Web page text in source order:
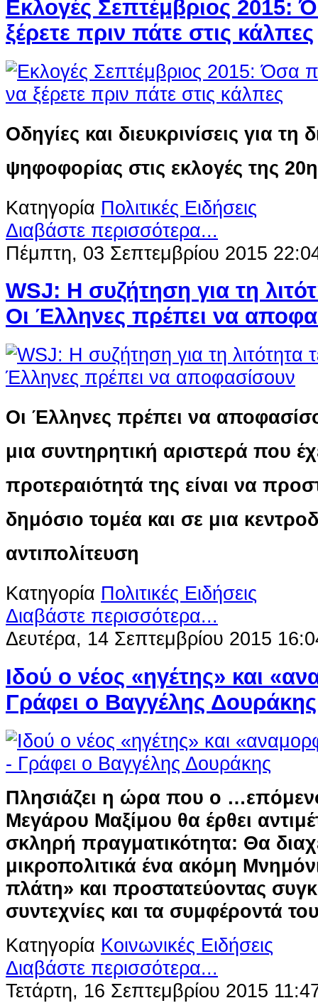
Εκλογές Σεπτέμβριος 2015:
ξέρετε πριν πάτε στις κάλπες
Οδηγίες και διευκρινίσεις για τη
ψηφοφορίας στις εκλογές της
Κατηγορία Πολιτικές Ειδήσεις
Διαβάστε περισσότερα...
Πέμπτη, 03 Σεπτεμβρίου 2015
WSJ: Η συζήτηση για τη
Οι Έλληνες πρέπει να
Οι Έλληνες πρέπει να
μια συντηρητική αριστερά που
προτεραιότητά της είναι να
δημόσιο τομέα και σε μια
αντιπολίτευση
Κατηγορία Πολιτικές Ειδήσεις
Διαβάστε περισσότερα...
Δευτέρα, 14 Σεπτεμβρίου 2015
Ιδού ο νέος «ηγέτης» και
Γράφει ο Βαγγέλης Δουράκης
Πλησιάζει η ώρα που ο
Μεγάρου Μαξίμου θα έρθει
σκληρή πραγματικότητα: Θα
μικροπολιτικά ένα ακόμη
πλάτη» και προστατεύοντας
συντεχνίες και τα συμφέροντά
Κατηγορία Κοινωνικές Ειδήσεις
Διαβάστε περισσότερα...
Τετάρτη, 16 Σεπτεμβρίου 2015